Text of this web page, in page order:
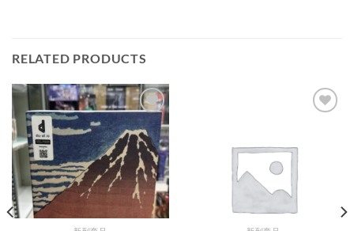
RELATED PRODUCTS